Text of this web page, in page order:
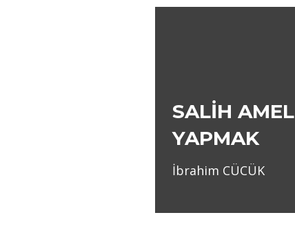
SALİH AMEL
YAPMAK
İbrahim CÜCÜK